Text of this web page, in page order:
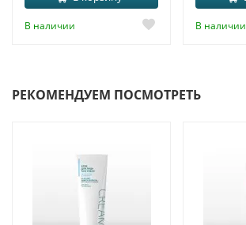
В наличии В наличии
РЕКОМЕНДУЕМ ПОСМОТРЕТЬ